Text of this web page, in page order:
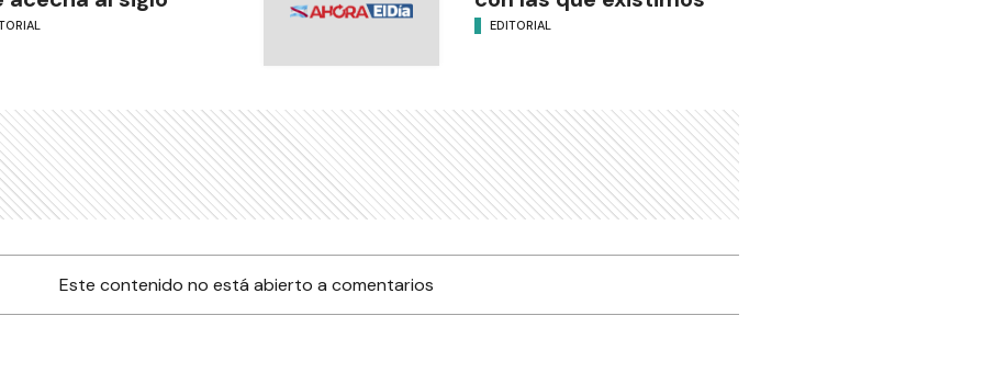
EDITORIAL
Este contenido no está abierto a comentarios